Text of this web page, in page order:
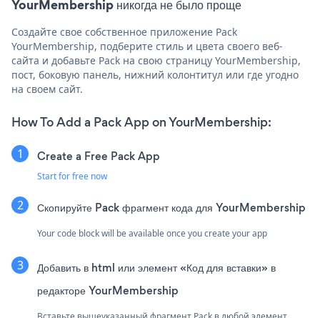
YourMembership никогда не было проще
Создайте свое собственное приложение Pack
YourMembership, подберите стиль и цвета своего веб-
сайта и добавьте Pack на свою страницу YourMembership,
пост, боковую панель, нижний колонтитул или где угодно
на своем сайт.
How To Add a Pack App on YourMembership:
Create a Free Pack App
Start for free now
Скопируйте Pack фрагмент кода для YourMembership
Your code block will be available once you create your app
Добавить в html или элемент «Код для вставки» в
редакторе YourMembership